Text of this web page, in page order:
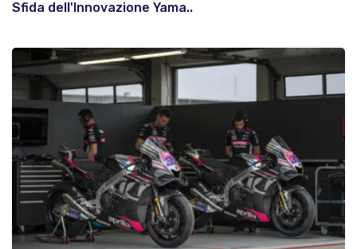
Sfida dell'Innovazione Yama..